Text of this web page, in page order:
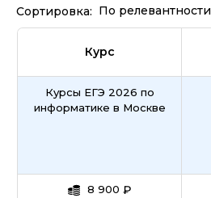
Сортировка: По релевантности
Курс
Курсы ЕГЭ 2026 по
информатике в Москве
8 900 ₽